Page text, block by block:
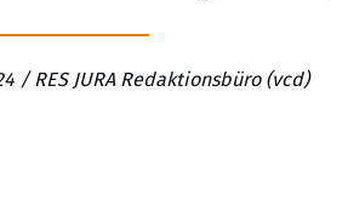
/ RES JURA Redaktionsbüro (vcd)